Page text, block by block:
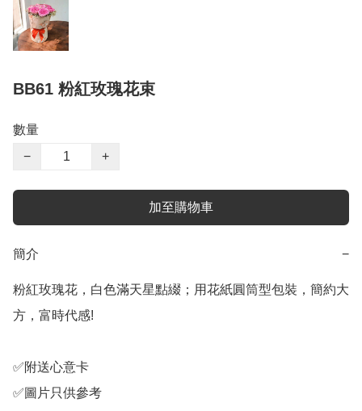
BB61 粉紅玫瑰花束
數量
−
+
加至購物車
簡介 −
粉紅玫瑰花，白色滿天星點綴；用花紙圓筒型包裝，簡約大
方，富時代感!
✅附送心意卡
✅圖片只供參考